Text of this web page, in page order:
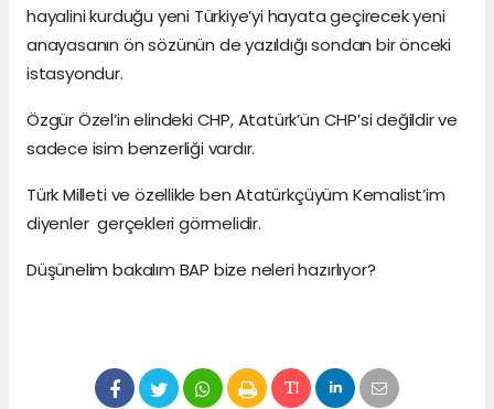
hayalini kurduğu yeni Türkiye’yi hayata geçirecek yeni
anayasanın ön sözünün de yazıldığı sondan bir önceki
istasyondur.
Özgür Özel’in elindeki CHP, Atatürk’ün CHP’si değildir ve
sadece isim benzerliği vardır.
Türk Milleti ve özellikle ben Atatürkçüyüm Kemalist’im
diyenler gerçekleri görmelidir.
Düşünelim bakalım BAP bize neleri hazırlıyor?